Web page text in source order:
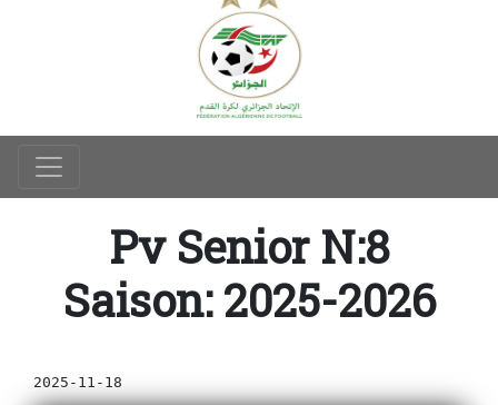
Pv Senior N:8
Saison: 2025-2026
2025-11-18